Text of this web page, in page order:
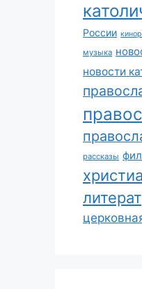
России
музыка
новости
рассказы